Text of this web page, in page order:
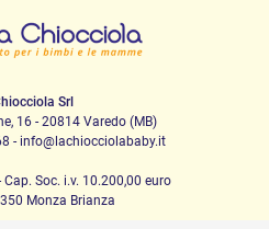
Srl
16 - 20814 Varedo (MB)
- info@lachiocciolababy.it
Soc. i.v. 10.200,00 euro
Monza Brianza